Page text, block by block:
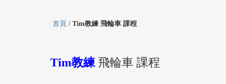
首頁 / Tim教練 飛輪車 課程
Tim教練 飛輪車 課程